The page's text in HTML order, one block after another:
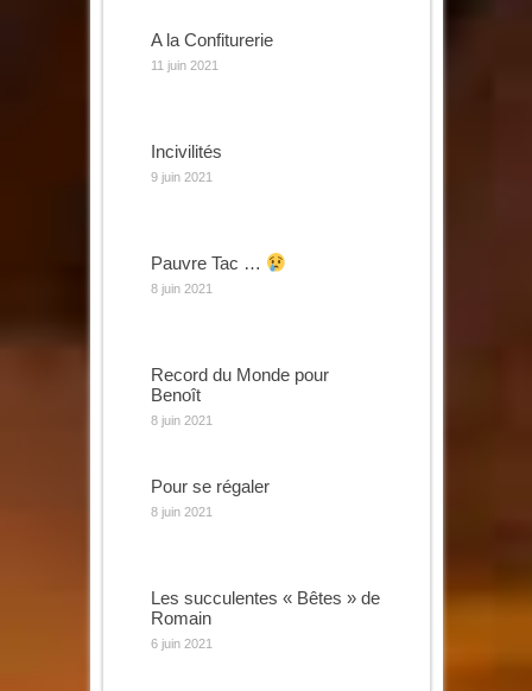
A la Confiturerie
11 juin 2021
Incivilités
9 juin 2021
Pauvre Tac …
8 juin 2021
Record du Monde pour
Benoît
8 juin 2021
Pour se régaler
8 juin 2021
Les succulentes « Bêtes » de
Romain
6 juin 2021